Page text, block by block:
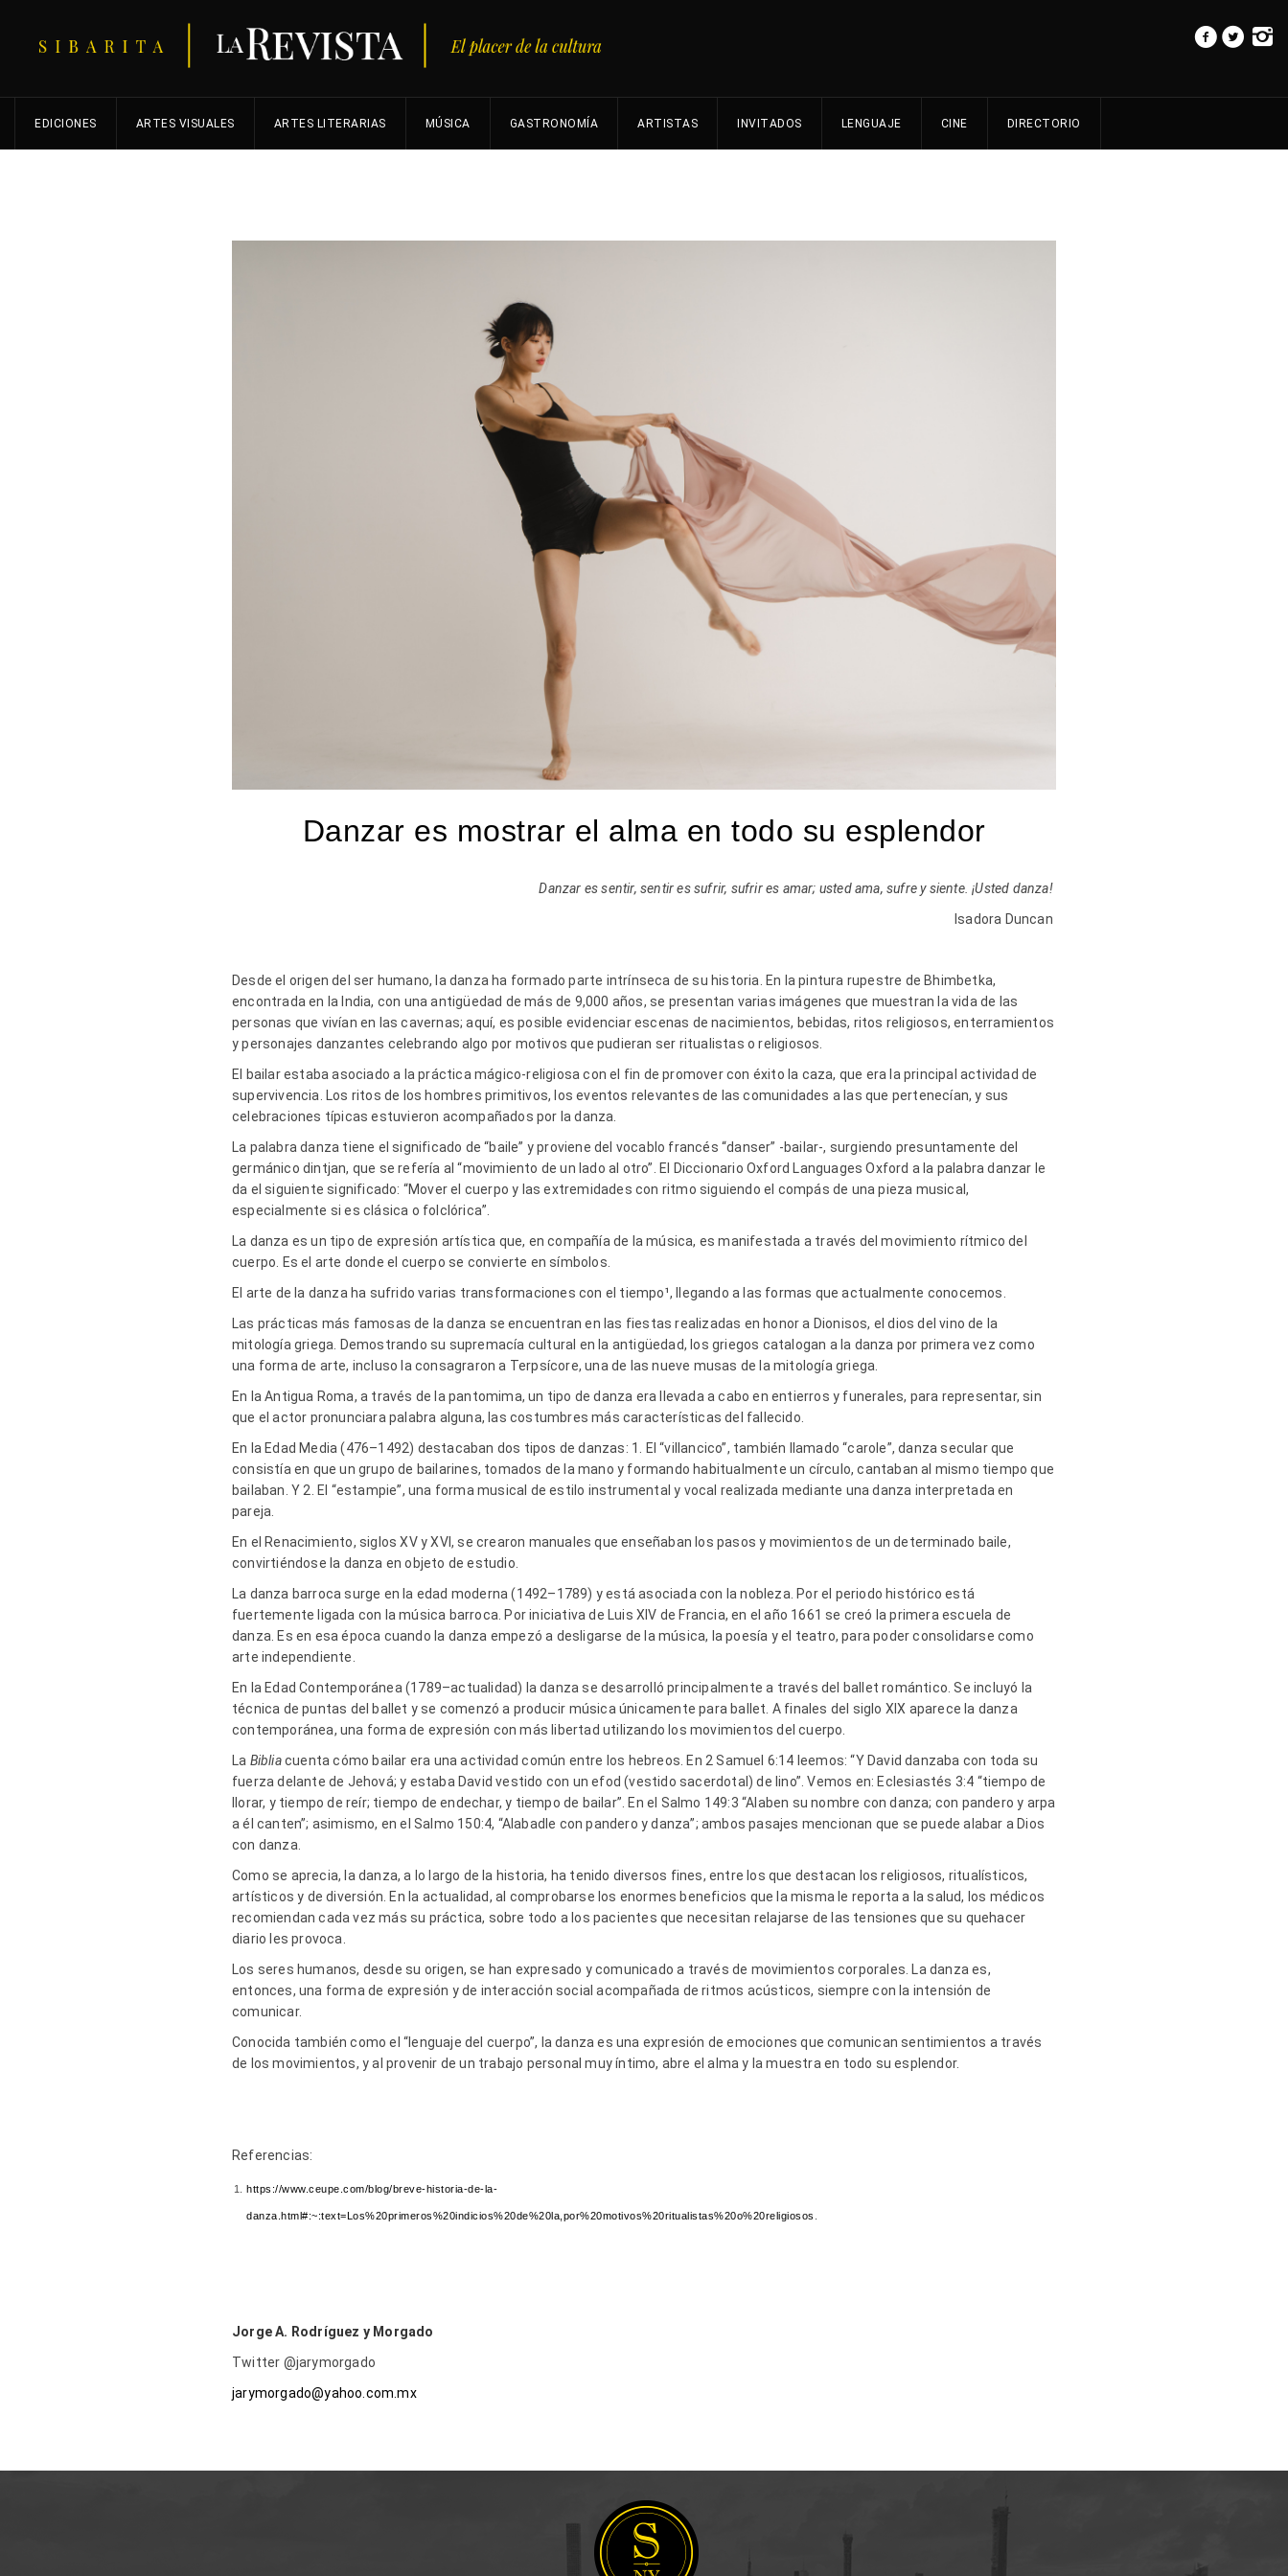
EDICIONES ARTES VISUALES ARTES LITERARIAS MÚSICA GASTRONOMÍA ARTISTAS INVITADOS LENGUAJE CINE DIRECTORIO
Danzar es mostrar el alma en todo su esplendor
Danzar es sentir, sentir es sufrir, sufrir es amar; usted ama, sufre y siente. ¡Usted danza!
Isadora Duncan
Desde el origen del ser humano, la danza ha formado parte intrínseca de su historia. En la pintura rupestre de Bhimbetka,
encontrada en la India, con una antigüedad de más de 9,000 años, se presentan varias imágenes que muestran la vida de las
personas que vivían en las cavernas; aquí, es posible evidenciar escenas de nacimientos, bebidas, ritos religiosos, enterramientos
y personajes danzantes celebrando algo por motivos que pudieran ser ritualistas o religiosos.
El bailar estaba asociado a la práctica mágico-religiosa con el fin de promover con éxito la caza, que era la principal actividad de
supervivencia. Los ritos de los hombres primitivos, los eventos relevantes de las comunidades a las que pertenecían, y sus
celebraciones típicas estuvieron acompañados por la danza.
La palabra danza tiene el significado de “baile” y proviene del vocablo francés “danser” -bailar-, surgiendo presuntamente del
germánico dintjan, que se refería al “movimiento de un lado al otro”. El Diccionario Oxford Languages Oxford a la palabra danzar le
da el siguiente significado: “Mover el cuerpo y las extremidades con ritmo siguiendo el compás de una pieza musical,
especialmente si es clásica o folclórica”.
La danza es un tipo de expresión artística que, en compañía de la música, es manifestada a través del movimiento rítmico del
cuerpo. Es el arte donde el cuerpo se convierte en símbolos.
El arte de la danza ha sufrido varias transformaciones con el tiempo¹, llegando a las formas que actualmente conocemos.
Las prácticas más famosas de la danza se encuentran en las fiestas realizadas en honor a Dionisos, el dios del vino de la
mitología griega. Demostrando su supremacía cultural en la antigüedad, los griegos catalogan a la danza por primera vez como
una forma de arte, incluso la consagraron a Terpsícore, una de las nueve musas de la mitología griega.
En la Antigua Roma, a través de la pantomima, un tipo de danza era llevada a cabo en entierros y funerales, para representar, sin
que el actor pronunciara palabra alguna, las costumbres más características del fallecido.
En la Edad Media (476–1492) destacaban dos tipos de danzas: 1. El “villancico”, también llamado “carole”, danza secular que
consistía en que un grupo de bailarines, tomados de la mano y formando habitualmente un círculo, cantaban al mismo tiempo que
bailaban. Y 2. El “estampie”, una forma musical de estilo instrumental y vocal realizada mediante una danza interpretada en
pareja.
En el Renacimiento, siglos XV y XVI, se crearon manuales que enseñaban los pasos y movimientos de un determinado baile,
convirtiéndose la danza en objeto de estudio.
La danza barroca surge en la edad moderna (1492–1789) y está asociada con la nobleza. Por el periodo histórico está
fuertemente ligada con la música barroca. Por iniciativa de Luis XIV de Francia, en el año 1661 se creó la primera escuela de
danza. Es en esa época cuando la danza empezó a desligarse de la música, la poesía y el teatro, para poder consolidarse como
arte independiente.
En la Edad Contemporánea (1789–actualidad) la danza se desarrolló principalmente a través del ballet romántico. Se incluyó la
técnica de puntas del ballet y se comenzó a producir música únicamente para ballet. A finales del siglo XIX aparece la danza
contemporánea, una forma de expresión con más libertad utilizando los movimientos del cuerpo.
La Bibliacuenta cómo bailar era una actividad común entre los hebreos. En 2 Samuel 6:14 leemos: “Y David danzaba con toda su
fuerza delante de Jehová; y estaba David vestido con un efod (vestido sacerdotal) de lino”. Vemos en: Eclesiastés 3:4 “tiempo de
llorar, y tiempo de reír; tiempo de endechar, y tiempo de bailar”. En el Salmo 149:3 “Alaben su nombre con danza; con pandero y arpa
a él canten”; asimismo, en el Salmo 150:4, “Alabadle con pandero y danza”; ambos pasajes mencionan que se puede alabar a Dios
con danza.
Como se aprecia, la danza, a lo largo de la historia, ha tenido diversos fines, entre los que destacan los religiosos, ritualísticos,
artísticos y de diversión. En la actualidad, al comprobarse los enormes beneficios que la misma le reporta a la salud, los médicos
recomiendan cada vez más su práctica, sobre todo a los pacientes que necesitan relajarse de las tensiones que su quehacer
diario les provoca.
Los seres humanos, desde su origen, se han expresado y comunicado a través de movimientos corporales. La danza es,
entonces, una forma de expresión y de interacción social acompañada de ritmos acústicos, siempre con la intensión de
comunicar.
Conocida también como el “lenguaje del cuerpo”, la danza es una expresión de emociones que comunican sentimientos a través
de los movimientos, y al provenir de un trabajo personal muy íntimo, abre el alma y la muestra en todo su esplendor.
Referencias:
https://www.ceupe.com/blog/breve-historia-de-la-
danza.html#:~:text=Los%20primeros%20indicios%20de%20la,por%20motivos%20ritualistas%20o%20religiosos .
Jorge A. Rodríguez y Morgado
Twitter @jarymorgado
jarymorgado@yahoo.com.mx